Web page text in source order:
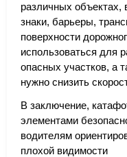
различных объектах,
знаки, барьеры,
поверхности
использоваться для
опасных участков, а
нужно снизить
В заключение,
элементами
водителям
плохой видимости